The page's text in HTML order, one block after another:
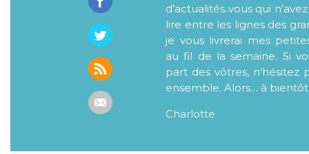
d’actualités..vous qui
lire entre les lignes des
je vous livrerai mes
au fil de la semaine. Si
part des vôtres, n’hésitez
ensemble. Alors… à bientôt
Charlotte